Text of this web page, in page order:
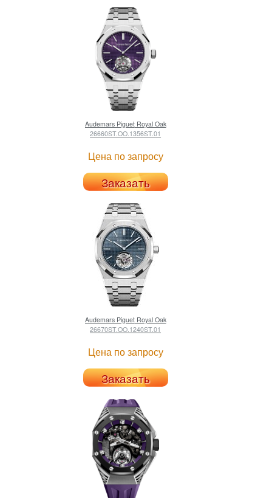
Audemars PiguetRoyal Oak
26660ST.OO.1356ST.01
Цена по запросу
Заказать
Audemars PiguetRoyal Oak
26670ST.OO.1240ST.01
Цена по запросу
Заказать